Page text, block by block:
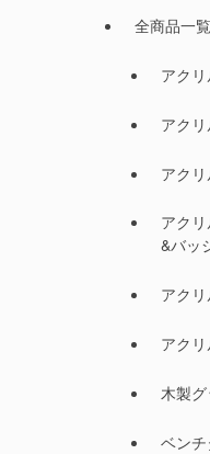
全商品一覧
アク
アク
アク
アク
&バッ
アク
アク
木製
ベン